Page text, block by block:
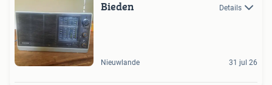
Bieden Details
Nieuwlande 31 jul 26